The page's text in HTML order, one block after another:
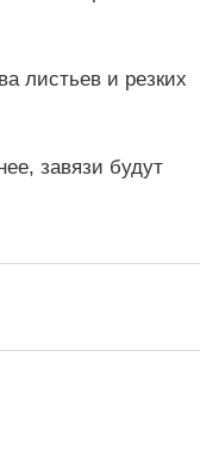
листьев и резких
завязи будут